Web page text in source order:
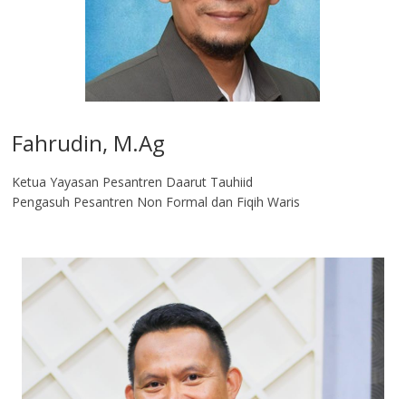
Fahrudin, M.Ag​
Ketua Yayasan Pesantren Daarut Tauhiid
Pengasuh Pesantren Non Formal dan Fiqih Waris